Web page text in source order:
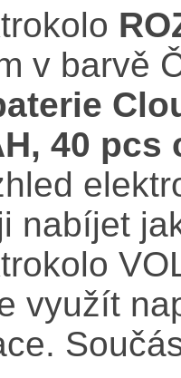
v barvě
40 pcs
nabíjet
využít